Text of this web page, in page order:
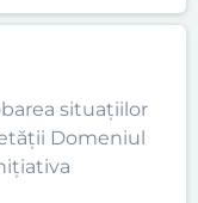
situațiilor
Domeniul